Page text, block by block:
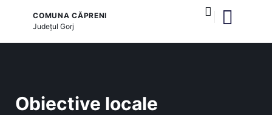
COMUNA CĂPRENI
JudețulGorj
Obiective locale